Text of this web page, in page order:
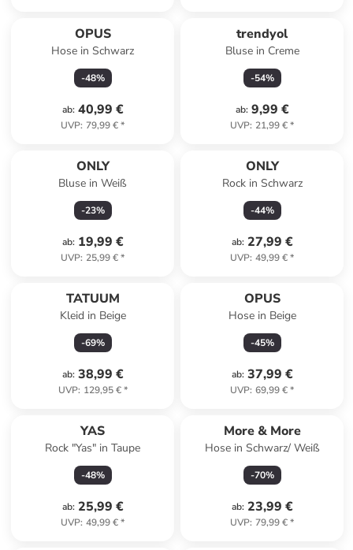
OPUS
Hose in Schwarz
-48%
ab: 40,99 €
UVP: 79,99 €*
trendyol
Bluse in Creme
-54%
ab: 9,99 €
UVP: 21,99 €*
ONLY
Bluse in Weiß
-23%
ab: 19,99 €
UVP: 25,99 €*
ONLY
Rock in Schwarz
-44%
ab: 27,99 €
UVP: 49,99 €*
TATUUM
Kleid in Beige
-69%
ab: 38,99 €
UVP: 129,95 €*
OPUS
Hose in Beige
-45%
ab: 37,99 €
UVP: 69,99 €*
YAS
Rock "Yas" in Taupe
-48%
ab: 25,99 €
UVP: 49,99 €*
More & More
Hose in Schwarz/ Weiß
-70%
ab: 23,99 €
UVP: 79,99 €*